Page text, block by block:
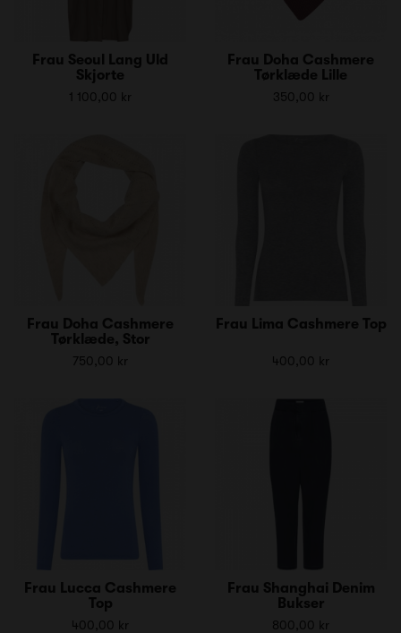
Frau Seoul Lang Uld
Skjorte
1 100,00 kr
Frau Doha Cashmere
Tørklæde Lille
350,00 kr
Frau Doha Cashmere
Tørklæde, Stor
750,00 kr
Frau Lima Cashmere Top
400,00 kr
Frau Lucca Cashmere
Top
400,00 kr
Frau Shanghai Denim
Bukser
800,00 kr